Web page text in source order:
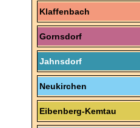
Klaffenbach
Gornsdorf
Jahnsdorf
Neukirchen
Eibenberg-Kemtau